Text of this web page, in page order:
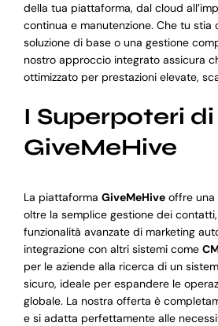
della tua piattaforma, dal cloud
continua e manutenzione. Che tu stia
soluzione di base o una gestione
nostro approccio integrato assicura
ottimizzato per prestazioni elevate,
I Superpoteri di
GiveMeHive
La piattaforma GiveMeHiveoffre una
oltre la semplice gestione dei
funzionalità avanzate di marketing
integrazione con altri sistemi come
per le aziende alla ricerca di un
sicuro, ideale per espandere le
globale. La nostra offerta è
e si adatta perfettamente alle